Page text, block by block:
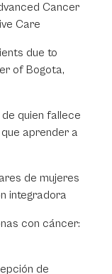
Cancer
Care
due to
of Bogota,
quien fallece
aprender a
de mujeres
integradora
con cáncer:
de